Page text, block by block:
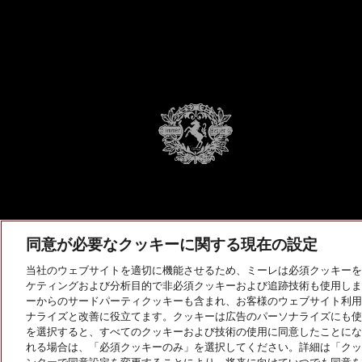
© Miele Japan Corp. All rights reserved.
同意が必要なクッキーに関する現在の設定
当社のウェブサイトを適切に機能させるため、ミーレは必須クッキー
ケティングおよび分析目的で非必須クッキーおよび追跡技術も使用し
ーからのサードパーティクッキーも含まれ、お客様のウェブサイト利
ナライズと改善に役立てます。クッキーは広告のパーソナライズにも
を選択すると、すべてのクッキーおよび技術の使用に同意したことに
れる場合は、「必須クッキーのみ」を選択してください。詳細は「ク